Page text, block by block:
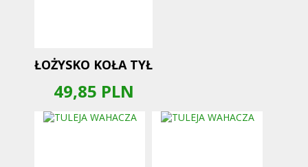
ŁOŻYSKO KOŁA TYŁ
49,85 PLN